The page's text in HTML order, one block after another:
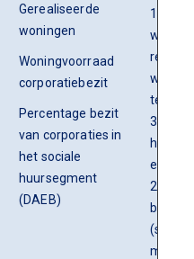
Gerealiseerde
woningen
Woningvoorraad
corporatiebezit
Percentage bezit
van corporaties in
het sociale
huursegment
(DAEB)
1765
30%
en
2/3